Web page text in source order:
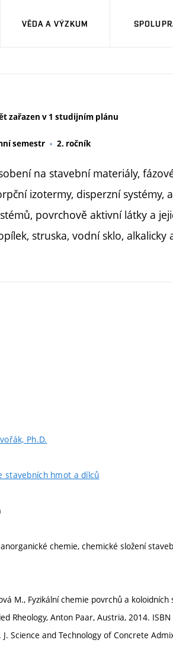
VĚDA A VÝZKUM
zařazen v 1 studijním plánu
semestr 2. ročník
na stavební materiály,
izotermy, disperzní systémy,
povrchově aktivní látky a
struska, vodní sklo,
Ph.D.
stavebních hmot a dílců
chemie, chemické složení
M., Fyzikální chemie povrchů a koloidních
Rheology, Anton Paar, Austria, 2014.
J. Science and Technology of Concrete